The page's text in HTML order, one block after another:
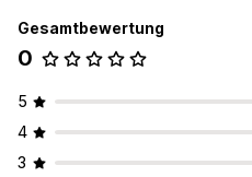
Gesamtbewertung
0
5
4
3